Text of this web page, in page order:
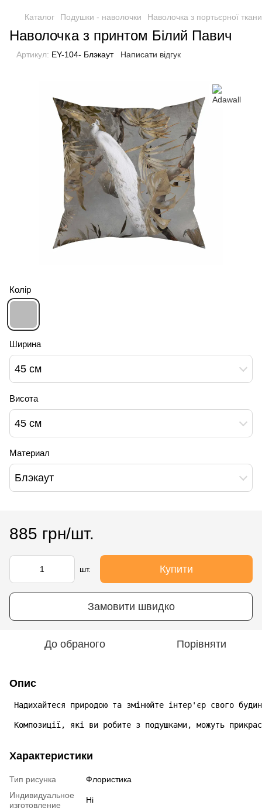
Каталог Подушки - наволочки Наволочка з портьєрної
Наволочка з принтом Білий Павич
Артикул: EY-104- Блэкаут Написати відгук
Колір
Ширина
45 см
Висота
45 см
Материал
Блэкаут
885 грн/шт.
шт. Купити
Замовити швидко
До обраного Порівняти
Опис
Надихайтеся природою та змінюйте інтер'єр свого
Композиції, які ви робите з подушками, можуть
Характеристики
Тип рисунка
Флористика
Индивидуальное
изготовление
Ні